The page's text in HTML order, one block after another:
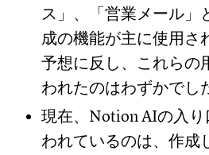
ス」、「営業メール」
成の機能が主に使用さ
予想に反し、これらの
われたのはわずかでし
現在、Notion AIの入
われているのは、作成